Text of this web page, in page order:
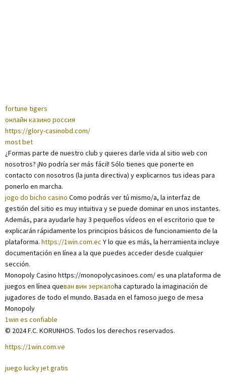
fortune tigers
онлайн казино россия
https://glory-casinobd.com/
most bet
¿Formas parte de nuestro club y quieres darle vida al sitio web con
nosotros? ¡No podría ser más fácil! Sólo tienes que ponerte en
contacto con nosotros (la junta directiva) y explicarnos tus ideas para
ponerlo en marcha.
jogo do bicho casino Como podrás ver tú mismo/a, la interfaz de
gestión del sitio es muy intuitiva y se puede dominar en unos instantes.
Además, para ayudarle hay 3 pequeños vídeos en el escritorio que te
explicarán rápidamente los principios básicos de funcionamiento de la
plataforma. https://1win.com.ec Y lo que es más, la herramienta incluye
documentación en línea a la que puedes acceder desde cualquier
sección.
Monopoly Casino https://monopolycasinoes.com/ es una plataforma de
juegos en línea queван вин зеркалоha capturado la imaginación de
jugadores de todo el mundo. Basada en el famoso juego de mesa
Monopoly
1win es confiable
© 2024 F.C. KORUNHOS. Todos los derechos reservados.
https://1win.com.ve
juego lucky jet gratis